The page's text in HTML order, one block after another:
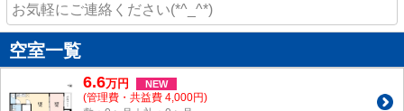
お気軽にご連絡ください(*^_^*)
空室一覧
6.6万円 NEW
(管理費・共益費 4,000円)